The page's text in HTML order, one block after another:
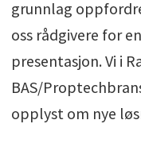
grunnlag
oss rådgivere for
presentasjon. Vi i
BAS/
opplyst om nye